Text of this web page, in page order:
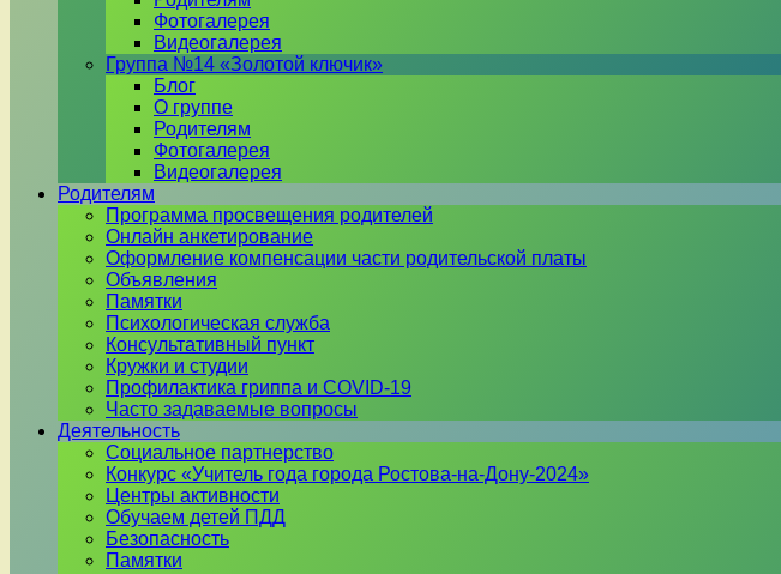
Фотогалерея
Видеогалерея
Группа №14 «Золотой ключик»
Блог
О группе
Родителям
Фотогалерея
Видеогалерея
Родителям
Программа просвещения родителей
Онлайн анкетирование
Оформление компенсации части родительской платы
Объявления
Памятки
Психологическая служба
Консультативный пункт
Кружки и студии
Профилактика гриппа и COVID-19
Часто задаваемые вопросы
Деятельность
Социальное партнерство
Конкурс «Учитель года города Ростова-на-Дону-2024»
Центры активности
Обучаем детей ПДД
Безопасность
Памятки